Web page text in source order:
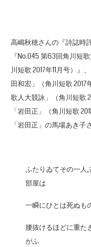
高嶋秋穂さんの『詩誌時
『No.045 第63回角川短
川短歌 2017年11月号）』
田和宏」（角川短歌 2017
歌人大競詠」（角川短歌
「岩田正」（角川短歌
「岩田正」の馬場あき子
ふたりゐてその一人
部屋は
一瞬にひとは死ぬも
腰抜けるほどに重た
がふ